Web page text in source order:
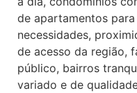
de apartamentos
necessidades,
de acesso da região,
público, bairros
variado e de